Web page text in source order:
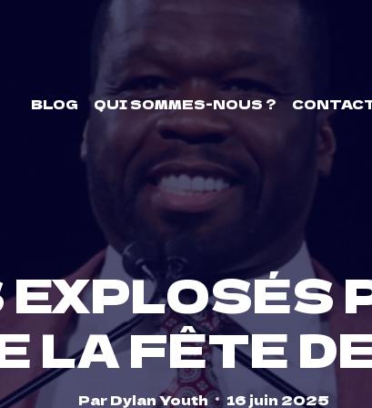
BLOG QUI SOMMES-NOUS ?
LA FÊTE
ParDylan Youth 16 juin 2025